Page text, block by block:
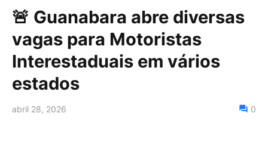
🚨 Guanabara abre diversas
vagas para Motoristas
Interestaduais em vários
estados
abril 28, 2026 0